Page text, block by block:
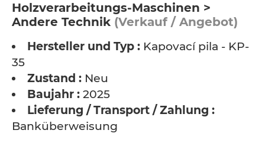
Holzverarbeitungs-Maschinen >
Andere Technik (Verkauf / Angebot)
Hersteller und Typ : Kapovací pila - KP-
35
Zustand : Neu
Baujahr : 2025
Lieferung / Transport / Zahlung :
Banküberweisung